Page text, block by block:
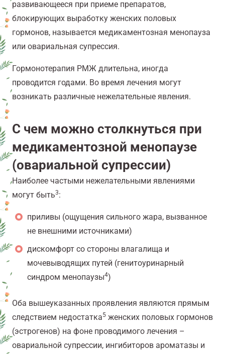
развивающееся при приеме препаратов,
блокирующих выработку женских половых
гормонов, называется медикаментозная менопауза
или овариальная супрессия.
Гормонотерапия РМЖ длительна, иногда
проводится годами. Во время лечения могут
возникать различные нежелательные явления.
С чем можно столкнуться при
медикаментозной менопаузе
(овариальной супрессии)
Наиболее частыми нежелательными явлениями
могут быть3:
приливы (ощущения сильного жара, вызванное
не внешними источниками)
дискомфорт со стороны влагалища и
мочевыводящих путей (генитоуринарный
синдром менопаузы4)
Оба вышеуказанных проявления являются прямым
следствием недостатка5 женских половых гормонов
(эстрогенов) на фоне проводимого лечения –
овариальной супрессии, ингибиторов ароматазы и